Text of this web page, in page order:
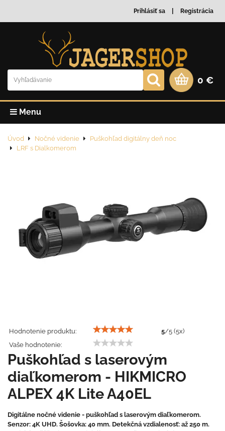
Prihlásiť sa Registrácia
0 €
Menu
Úvod Nočné videnie
Puškohľad digitálny deň noc
LRF s Dialkomerom
Hodnotenie produktu: 5/5 (5x)
Vaše hodnotenie:
Puškohľad s laserovým
diaľkomerom - HIKMICRO
ALPEX 4K Lite A40EL
Digitálne nočné videnie - puškohľad s laserovým diaľkomerom.
Senzor: 4K UHD. Šošovka: 40 mm. Detekčná vzdialenosť: až 250 m.